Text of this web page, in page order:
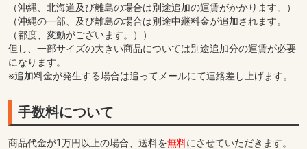
（沖縄、北海道及び離島の場合は別途追加の運賃がかかります。）
（沖縄の一部、及び離島の場合は別途中継料金が追加されます。
（都度、変動がございます。））
但し、一部サイズの大きい商品については別途追加分の運賃が必要
になります。
※追加料金が発生する場合は追ってメールにて連絡差し上げます。
手数料について
商品代金が1万円以上の場合、送料を無料にさせていただきます。